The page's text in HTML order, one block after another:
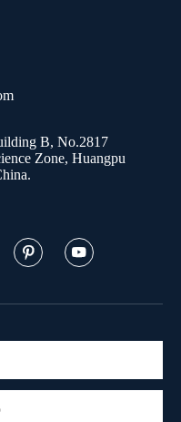
B, No.2817
Zone, Huangpu
 